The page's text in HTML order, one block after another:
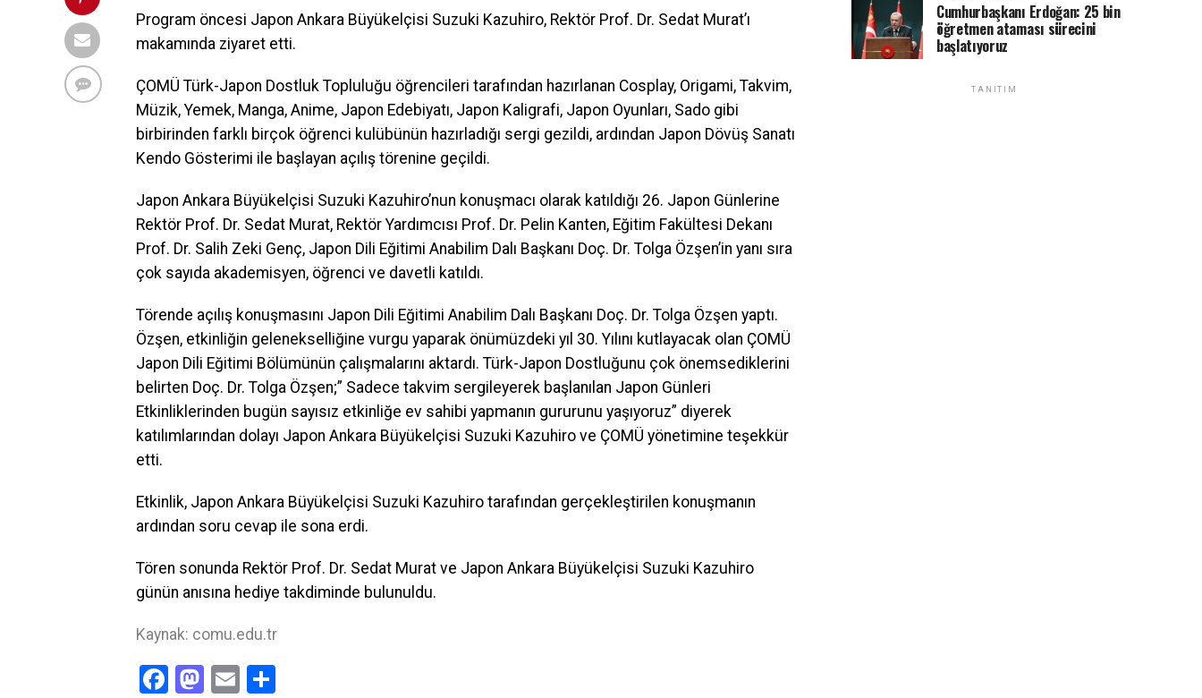
Program öncesi Japon Ankara Büyükelçisi Suzuki Kazuhiro, Rektör Prof. Dr. Sedat Murat’ı
makamında ziyaret etti.
ÇOMÜ Türk-Japon Dostluk Topluluğu öğrencileri tarafından hazırlanan Cosplay, Origami, Takvim,
Müzik, Yemek, Manga, Anime, Japon Edebiyatı, Japon Kaligrafi, Japon Oyunları, Sado gibi
birbirinden farklı birçok öğrenci kulübünün hazırladığı sergi gezildi, ardından Japon Dövüş Sanatı
Kendo Gösterimi ile başlayan açılış törenine geçildi.
Japon Ankara Büyükelçisi Suzuki Kazuhiro’nun konuşmacı olarak katıldığı 26. Japon Günlerine
Rektör Prof. Dr. Sedat Murat, Rektör Yardımcısı Prof. Dr. Pelin Kanten, Eğitim Fakültesi Dekanı
Prof. Dr. Salih Zeki Genç, Japon Dili Eğitimi Anabilim Dalı Başkanı Doç. Dr. Tolga Özşen’in yanı sıra
çok sayıda akademisyen, öğrenci ve davetli katıldı.
Törende açılış konuşmasını Japon Dili Eğitimi Anabilim Dalı Başkanı Doç. Dr. Tolga Özşen yaptı.
Özşen, etkinliğin gelenekselliğine vurgu yaparak önümüzdeki yıl 30. Yılını kutlayacak olan ÇOMÜ
Japon Dili Eğitimi Bölümünün çalışmalarını aktardı. Türk-Japon Dostluğunu çok önemsediklerini
belirten Doç. Dr. Tolga Özşen;” Sadece takvim sergileyerek başlanılan Japon Günleri
Etkinliklerinden bugün sayısız etkinliğe ev sahibi yapmanın gururunu yaşıyoruz” diyerek
katılımlarından dolayı Japon Ankara Büyükelçisi Suzuki Kazuhiro ve ÇOMÜ yönetimine teşekkür
etti.
Etkinlik, Japon Ankara Büyükelçisi Suzuki Kazuhiro tarafından gerçekleştirilen konuşmanın
ardından soru cevap ile sona erdi.
Tören sonunda Rektör Prof. Dr. Sedat Murat ve Japon Ankara Büyükelçisi Suzuki Kazuhiro
günün anısına hediye takdiminde bulunuldu.
Kaynak: comu.edu.tr
Facebook
Mastodon
Email
Cumhurbaşkanı Erdoğan: 25 bin
öğretmen ataması sürecini
başlatıyoruz
TANITIM